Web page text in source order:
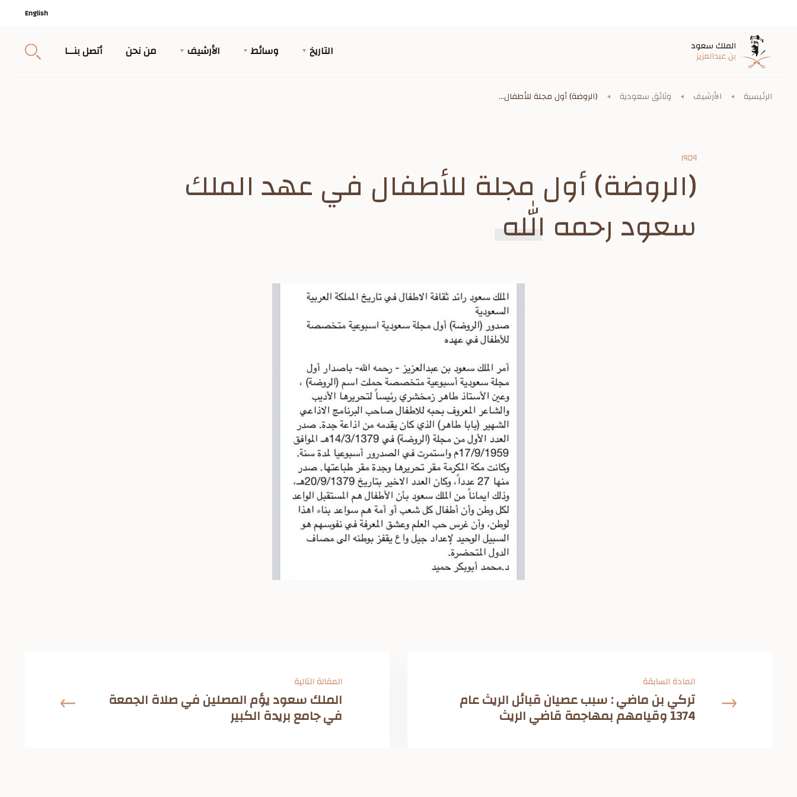
English
التاريخ وسائط الأرشيف من نحن أتصل بنــا
الرئيسية الأرشيف وثائق سعودية (الروضة) أول مجلة للأطفال...
١٩٥٩
(الروضة) أول مجلة للأطفال في عهد الملك
سعود رحمه الله
المادة السابقة
تركي بن ماضي : سبب عصيان قبائل الريث عام
1374 وقيامهم بمهاجمة قاضي الريث
المقالة التالية
الملك سعود يؤم المصلين في صلاة الجمعة
في جامع بريدة الكبير